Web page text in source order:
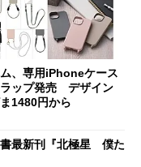
、専用iPhoneケース
ラップ発売 デザイン
1480円から
書最新刊『北極星 僕た